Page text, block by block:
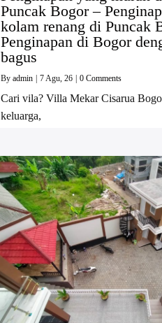
Puncak Bogor –
kolam renang di Puncak
Penginapan di Bogor
bagus
By admin 7Agu, 26 0 Comments
Cari vila? Villa Mekar Cisarua
keluarga,